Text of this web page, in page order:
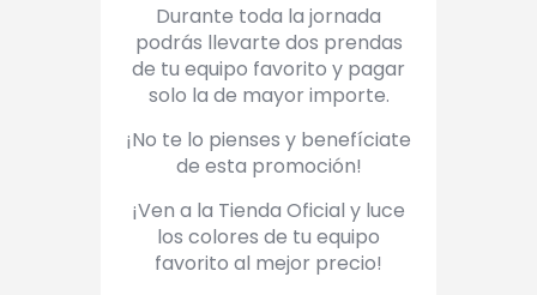
Durante toda la jornada
podrás llevarte dos prendas
de tu equipo favorito y pagar
solo la de mayor importe.
¡No te lo pienses y benefíciate
de esta promoción!
¡Ven a la Tienda Oficial y luce
los colores de tu equipo
favorito al mejor precio!